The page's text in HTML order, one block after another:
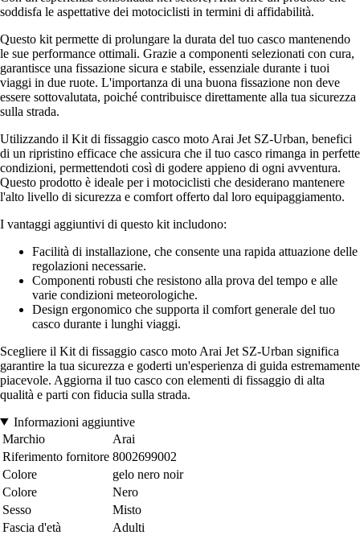
soddisfa le aspettative dei motociclisti in termini di affidabilità.
Questo kit permette di prolungare la durata del tuo casco mantenendo
le sue performance ottimali. Grazie a componenti selezionati con cura,
garantisce una fissazione sicura e stabile, essenziale durante i tuoi
viaggi in due ruote. L'importanza di una buona fissazione non deve
essere sottovalutata, poiché contribuisce direttamente alla tua sicurezza
sulla strada.
Utilizzando il Kit di fissaggio casco moto Arai Jet SZ-Urban, benefici
di un ripristino efficace che assicura che il tuo casco rimanga in perfette
condizioni, permettendoti così di godere appieno di ogni avventura.
Questo prodotto è ideale per i motociclisti che desiderano mantenere
l'alto livello di sicurezza e comfort offerto dal loro equipaggiamento.
I vantaggi aggiuntivi di questo kit includono:
Facilità di installazione, che consente una rapida attuazione delle
regolazioni necessarie.
Componenti robusti che resistono alla prova del tempo e alle
varie condizioni meteorologiche.
Design ergonomico che supporta il comfort generale del tuo
casco durante i lunghi viaggi.
Scegliere il Kit di fissaggio casco moto Arai Jet SZ-Urban significa
garantire la tua sicurezza e goderti un'esperienza di guida estremamente
piacevole. Aggiorna il tuo casco con elementi di fissaggio di alta
qualità e parti con fiducia sulla strada.
Informazioni aggiuntive
Marchio
Arai
Riferimento fornitore 8002699002
Colore
gelo nero noir
Colore
Nero
Sesso
Misto
Fascia d'età
Adulti